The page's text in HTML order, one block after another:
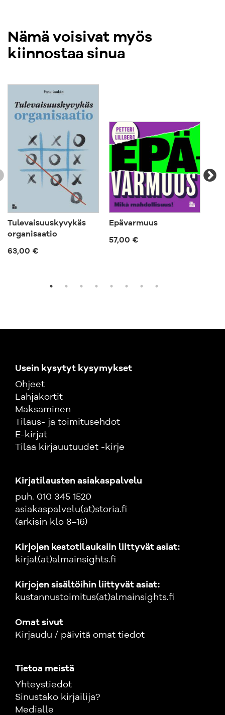
Näiden summana syntyy omannäköisesi ura!
Nämä voisivat myös
kiinnostaa sinua
Tulevaisuuskyvykäs
organisaatio
63,00 €
Epävarmuus
57,00 €
Usein kysytyt kysymykset
Ohjeet
Lahjakortit
Maksaminen
Tilaus- ja toimitusehdot
E-kirjat
Tilaa kirjauutuudet -kirje
Kirjatilausten asiakaspalvelu
puh. 010 345 1520
asiakaspalvelu(at)storia.fi
(arkisin klo 8–16)
Kirjojen kestotilauksiin liittyvät asiat:
kirjat(at)almainsights.fi
Kirjojen sisältöihin liittyvät asiat:
kustannustoimitus(at)almainsights.fi
Omat sivut
Kirjaudu / päivitä omat tiedot
Tietoa meistä
Yhteystiedot
Sinustako kirjailija?
Medialle